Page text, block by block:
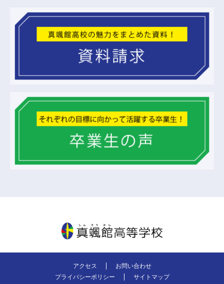
アクセス
お問い合わせ
プライバシーポリシー
サイトマップ